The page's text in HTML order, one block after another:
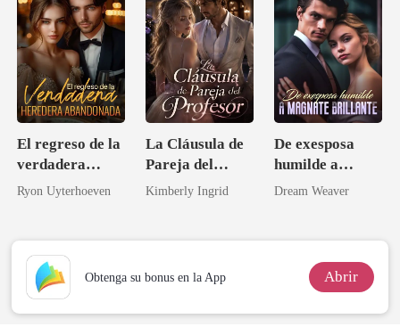
El regreso de la
verdadera
heredera
Ryon Uyterhoeven
La Cláusula de
Pareja del
Profesor
Kimberly Ingrid
De exesposa
humilde a
magnate
Dream Weaver
Obtenga su bonus en la App Abrir